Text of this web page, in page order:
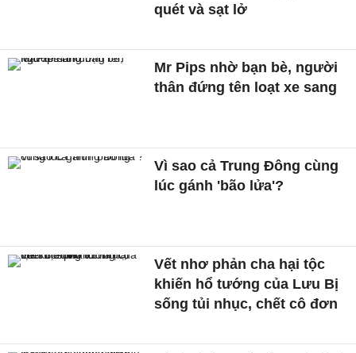
quét và sạt lở
Mr Pips nhờ bạn bè, người
thân đứng tên loạt xe sang
Vì sao cả Trung Đông cùng
lúc gánh 'bão lửa'?
Vết nhơ phản cha hại tộc
khiến hổ tướng của Lưu Bị
sống tủi nhục, chết cô đơn